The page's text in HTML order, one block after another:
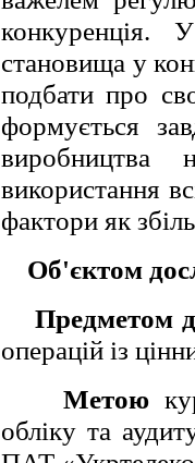
конкуренція.
становища у
подбати про
формується
виробництва
використання
фактори як
Об'єктом
Предметом
операцій із
Метою
обліку та